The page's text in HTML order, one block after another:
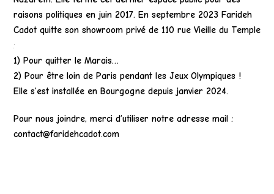
raisons politiques en juin 2017. En septembre 2023 Farideh
Cadot quitte son showroom privé de 110 rue Vieille du Temple
:
1) Pour quitter le Marais…
2) Pour être loin de Paris pendant les Jeux Olympiques !
Elle s’est installée en Bourgogne depuis janvier 2024.
Pour nous joindre, merci d’utiliser notreadresse mail :
contact@faridehcadot.com